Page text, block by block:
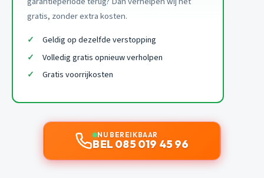
gratis, zonder extra kosten.
Geldig op dezelfde verstopping
Volledig gratis opnieuw verholpen
Gratis voorrijkosten
NU BEREIKBAAR
BEL 085 019 45 96